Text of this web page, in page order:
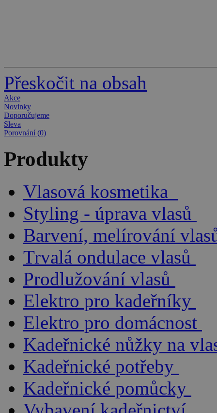
Přeskočit na obsah
Akce
Novinky
Doporučujeme
Sleva
Porovnání (0)
Produkty
Vlasová kosmetika
Styling - úprava vlasů
Barvení, melírování
Trvalá ondulace vlasů
Prodlužování vlasů
Elektro pro kadeřníky
Elektro pro domácnost
Kadeřnické nůžky na
Kadeřnické potřeby
Kadeřnické pomůcky